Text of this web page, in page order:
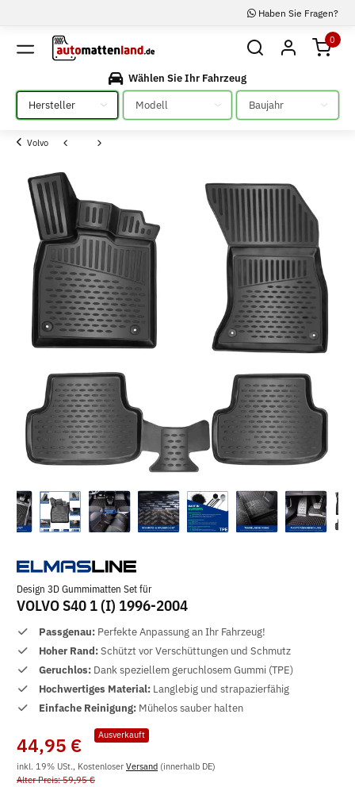
Haben Sie Fragen?
0
Wählen Sie Ihr Fahrzeug
Bitte auswählen
Bitte auswählen Bitte auswählen
Volvo
Design 3D Gummimatten Set für
VOLVO S40 1 (I) 1996-2004
Passgenau: Perfekte Anpassung an Ihr Fahrzeug!
Hoher Rand:Schützt vor Verschüttungen und Schmutz
Geruchlos: Dank speziellem geruchlosem Gummi (TPE)
Hochwertiges Material: Langlebig und strapazierfähig
Einfache Reinigung: Mühelos sauber halten
Ausverkauft
44,95 €
inkl. 19% USt., Kostenloser Versand (innerhalb DE)
Alter Preis: 59,95 €